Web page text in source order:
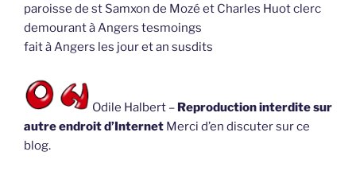
paroisse de st Samxon de Mozé et Charles Huot clerc
demourant à Angers tesmoings
fait à Angers les jour et an susdits
Odile Halbert – Reproduction interdite sur
autre endroit d’Internet Merci d’en discuter sur ce
blog.